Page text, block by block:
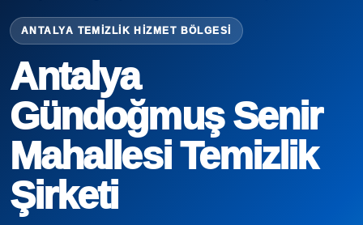
ANTALYA TEMIZLIK HIZMET BÖLGESI
Antalya
Gündoğmuş Senir
Mahallesi Temizlik
Şirketi